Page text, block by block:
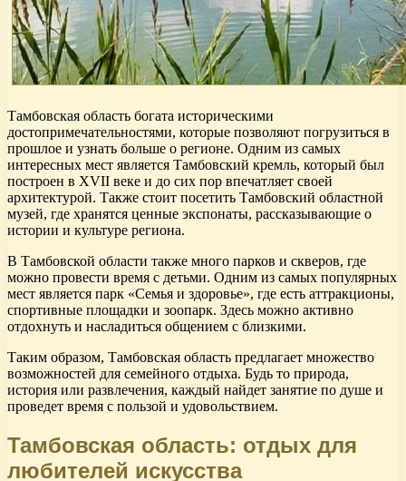
Тамбовская область богата историческими
достопримечательностями, которые позволяют погрузиться в
прошлое и узнать больше о регионе. Одним из самых
интересных мест является Тамбовский кремль, который был
построен в XVII веке и до сих пор впечатляет своей
архитектурой. Также стоит посетить Тамбовский областной
музей, где хранятся ценные экспонаты, рассказывающие о
истории и культуре региона.
В Тамбовской области также много парков и скверов, где
можно провести время с детьми. Одним из самых популярных
мест является парк «Семья и здоровье», где есть аттракционы,
спортивные площадки и зоопарк. Здесь можно активно
отдохнуть и насладиться общением с близкими.
Таким образом, Тамбовская область предлагает множество
возможностей для семейного отдыха. Будь то природа,
история или развлечения, каждый найдет занятие по душе и
проведет время с пользой и удовольствием.
Тамбовская область: отдых для
любителей искусства